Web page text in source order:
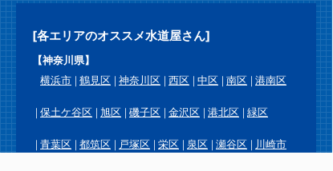
[各エリアのオススメ水道屋さん]
【神奈川県】
横浜市
鶴見区 神奈川区 西区 中区 南区 港南区
保土ケ谷区 旭区 磯子区 金沢区 港北区 緑区
青葉区 都筑区 戸塚区 栄区 泉区 瀬谷区 川崎市